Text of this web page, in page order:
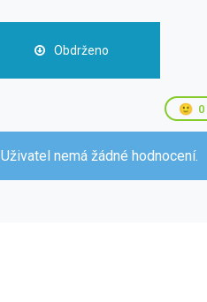
Obdrženo
🙂 0
Uživatel nemá žádné hodnocení.